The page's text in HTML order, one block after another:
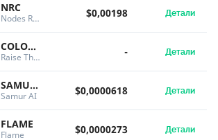
NRC
Nodes Reward Coin $0,00198 Детали
COLOURS
Raise The Colours - Детали
SAMURAI
Samur AI $0,0000618 Детали
FLAME
Flame $0,0000273 Детали